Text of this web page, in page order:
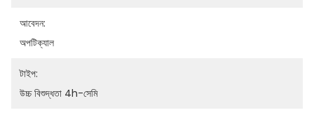
আবেদন:
অপটিক্যাল
টাইপ:
উচ্চ বিশুদ্ধতা 4h-সেমি